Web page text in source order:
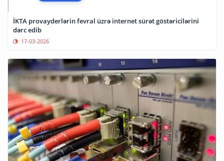
İKTA provayderlərin fevral üzrə internet sürət göstəricilərini
dərc edib
17-03-2026